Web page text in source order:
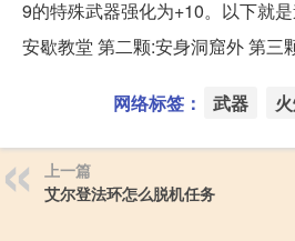
9的特殊武器强化为+10。以下就
安歇教堂 第二颗:安身洞窟外 第三
网络标签： 武器
上一篇
艾尔登法环怎么脱机任务